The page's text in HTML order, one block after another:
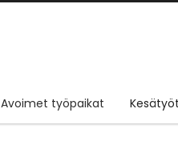
Avoimet työpaikat